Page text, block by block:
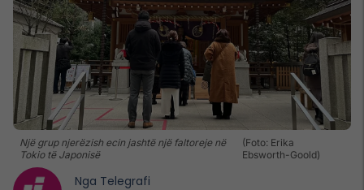
Një grup njerëzish ecin jashtë një faltoreje në
Tokio të Japonisë
(Foto: Erika
Ebsworth-Goold)
Nga Telegrafi